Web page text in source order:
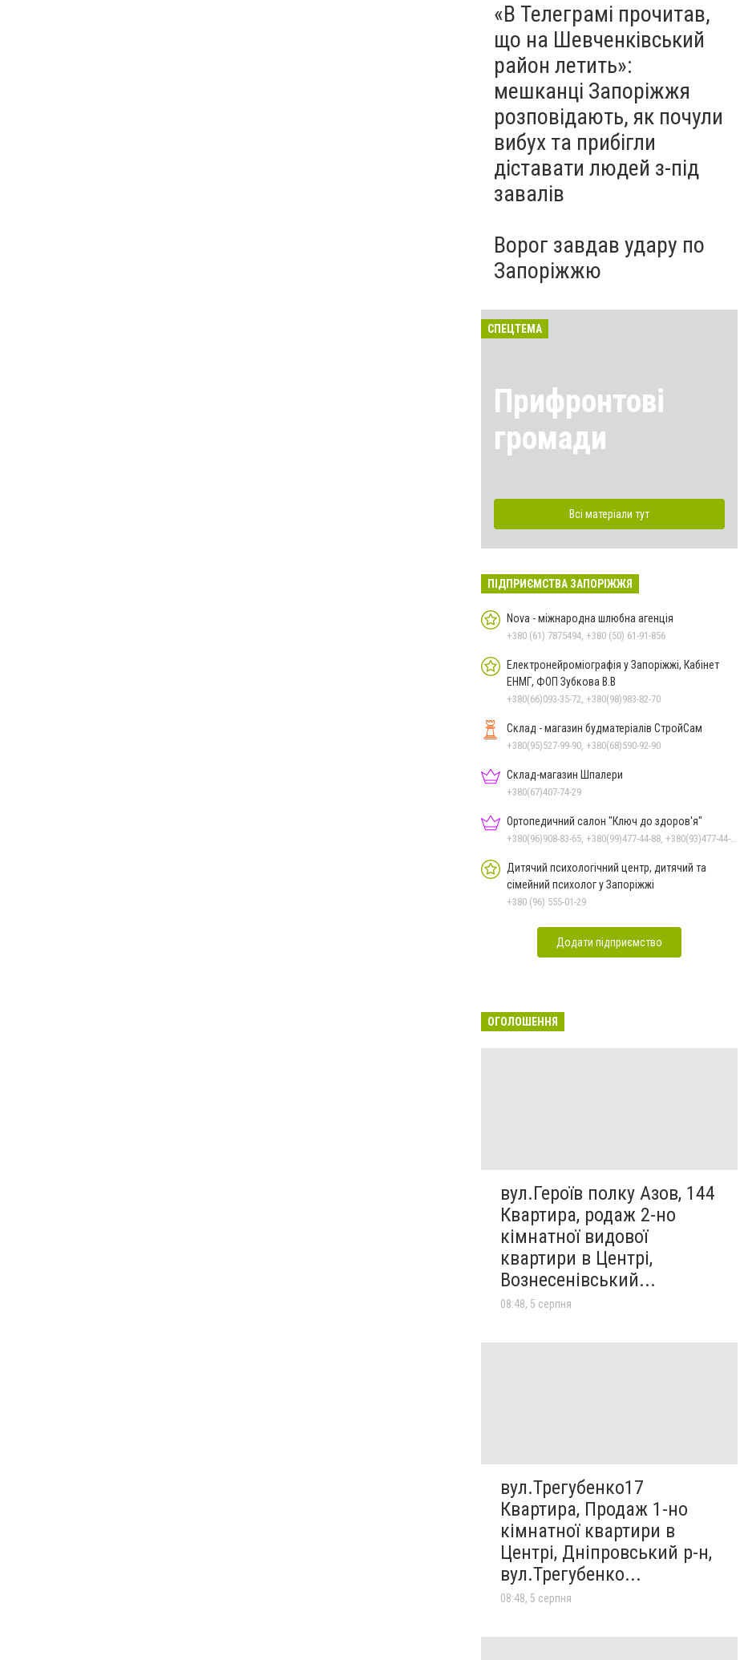
«В Телеграмі прочитав,
що на Шевченківський
район летить»:
мешканці Запоріжжя
розповідають, як почули
вибух та прибігли
діставати людей з-під
завалів
Ворог завдав удару по
Запоріжжю
СПЕЦТЕМА
Прифронтові
громади
Всі матеріали тут
ПІДПРИЄМСТВА ЗАПОРІЖЖЯ
Nova - міжнародна шлюбна агенція
+380 (61) 7875494, +380 (50) 61-91-856
Електронейроміографія у Запоріжжі, Кабінет
ЕНМГ, ФОП Зубкова В.В
+380(66)093-35-72, +380(98)983-82-70
Склад - магазин будматеріалів СтройСам
+380(95)527-99-90, +380(68)590-92-90
Склад-магазин Шпалери
+380(67)407-74-29
Ортопедичний салон "Ключ до здоров'я"
Дитячий психологічний центр, дитячий та
сімейний психолог у Запоріжжі
+380 (96) 555-01-29
Додати підприємство
ОГОЛОШЕННЯ
вул.Героїв полку Азов, 144
Квартира, родаж 2-но
кімнатної видової
квартири в Центрі,
Вознесенівський...
08:48, 5 серпня
вул.Трегубенко17
Квартира, Продаж 1-но
кімнатної квартири в
Центрі, Дніпровський р-н,
вул.Трегубенко...
08:48, 5 серпня